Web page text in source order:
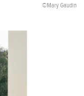
©Mary Gaudin